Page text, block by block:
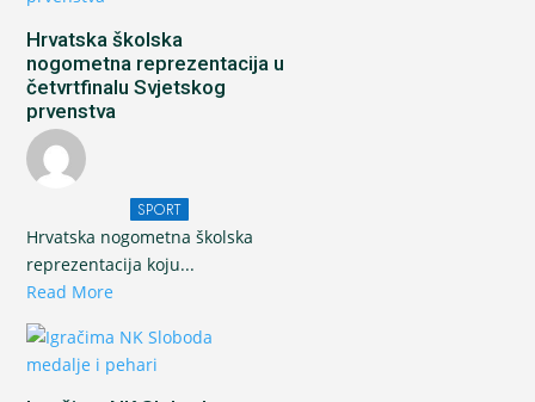
Hrvatska školska
nogometna reprezentacija u
četvrtfinalu Svjetskog
prvenstva
SPORT
Hrvatska nogometna školska
reprezentacija koju...
Read More